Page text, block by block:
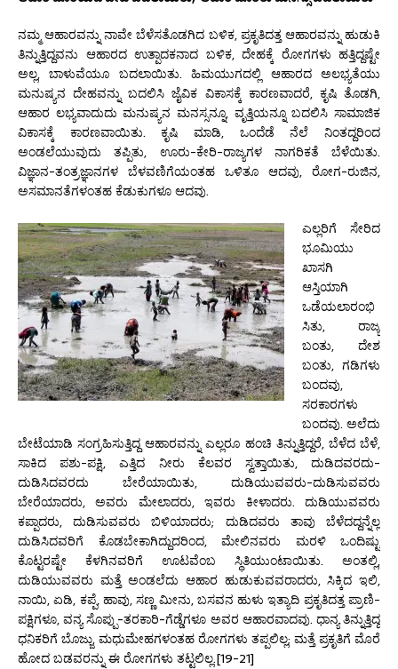
ನಮ್ಮ ಆಹಾರವನ್ನು ನಾವೇ ಬೆಳೆಸತೊಡಗಿದ ಬಳಿಕ, ಪ್ರಕೃತಿದತ್ತ ಆಹಾರವನ್ನು ಹುಡುಕಿ
ತಿನ್ನುತ್ತಿದ್ದವನು ಆಹಾರದ ಉತ್ಪಾದಕನಾದ ಬಳಿಕ, ದೇಹಕ್ಕೆ ರೋಗಗಳು ಹತ್ತಿದ್ದಷ್ಟೇ
ಅಲ್ಲ, ಬಾಳುವೆಯೂ ಬದಲಾಯಿತು. ಹಿಮಯುಗದಲ್ಲಿ ಆಹಾರದ ಅಲಭ್ಯತೆಯು
ಮನುಷ್ಯನ ದೇಹವನ್ನು ಬದಲಿಸಿ ಜೈವಿಕ ವಿಕಾಸಕ್ಕೆ ಕಾರಣವಾದರೆ, ಕೃಷಿ ತೊಡಗಿ,
ಆಹಾರ ಲಭ್ಯವಾದುದು ಮನುಷ್ಯನ ಮನಸ್ಸನ್ನೂ, ವೃತ್ತಿಯನ್ನೂ ಬದಲಿಸಿ ಸಾಮಾಜಿಕ
ವಿಕಾಸಕ್ಕೆ ಕಾರಣವಾಯಿತು. ಕೃಷಿ ಮಾಡಿ, ಒಂದೆಡೆ ನೆಲೆ ನಿಂತದ್ದರಿಂದ
ಅಂಡಲೆಯುವುದು ತಪ್ಪಿತು, ಊರು-ಕೇರಿ-ರಾಜ್ಯಗಳ ನಾಗರಿಕತೆ ಬೆಳೆಯಿತು.
ವಿಜ್ಞಾನ-ತಂತ್ರಜ್ಞಾನಗಳ ಬೆಳವಣಿಗೆಯಂತಹ ಒಳಿತೂ ಆದವು, ರೋಗ-ರುಜಿನ,
ಅಸಮಾನತೆಗಳಂತಹ ಕೆಡುಕುಗಳೂ ಆದವು.
ಎಲ್ಲರಿಗೆ ಸೇರಿದ
ಭೂಮಿಯು
ಖಾಸಗಿ
ಆಸ್ತಿಯಾಗಿ
ಒಡೆಯಲಾರಂಭಿ
ಸಿತು, ರಾಜ್ಯ
ಬಂತು, ದೇಶ
ಬಂತು, ಗಡಿಗಳು
ಬಂದವು,
ಸರಕಾರಗಳು
ಬಂದವು. ಅಲೆದು
ಬೇಟೆಯಾಡಿ ಸಂಗ್ರಹಿಸುತ್ತಿದ್ದ ಆಹಾರವನ್ನು ಎಲ್ಲರೂ ಹಂಚಿ ತಿನ್ನುತ್ತಿದ್ದರೆ, ಬೆಳೆದ ಬೆಳೆ,
ಸಾಕಿದ ಪಶು-ಪಕ್ಷಿ, ಎತ್ತಿದ ನೀರು ಕೆಲವರ ಸ್ವತ್ತಾಯಿತು, ದುಡಿದವರದು-
ದುಡಿಸಿದವರದು ಬೇರೆಯಾಯಿತು, ದುಡಿಯುವವರು-ದುಡಿಸುವವರು
ಬೇರೆಯಾದರು, ಅವರು ಮೇಲಾದರು, ಇವರು ಕೀಳಾದರು. ದುಡಿಯುವವರು
ಕಪ್ಪಾದರು, ದುಡಿಸುವವರು ಬಿಳಿಯಾದರು; ದುಡಿದವರು ತಾವು ಬೆಳೆದದ್ದನ್ನೆಲ್ಲ
ದುಡಿಸಿದವರಿಗೆ ಕೊಡಬೇಕಾಗಿದ್ದುದರಿಂದ, ಮೇಲಿನವರು ಮರಳಿ ಒಂದಿಷ್ಟು
ಕೊಟ್ಟರಷ್ಟೇ ಕೆಳಗಿನವರಿಗೆ ಊಟವೆಂಬ ಸ್ಥಿತಿಯುಂಟಾಯಿತು. ಅಂತಲ್ಲಿ,
ದುಡಿಯುವವರು ಮತ್ತೆ ಅಂಡಲೆದು ಆಹಾರ ಹುಡುಕುವವರಾದರು, ಸಿಕ್ಕಿದ ಇಲಿ,
ನಾಯಿ, ಏಡಿ, ಕಪ್ಪೆ, ಹಾವು, ಸಣ್ಣ ಮೀನು, ಬಸವನ ಹುಳು ಇತ್ಯಾದಿ ಪ್ರಕೃತಿದತ್ತ ಪ್ರಾಣಿ-
ಪಕ್ಷಿಗಳೂ, ವನ್ಯ ಸೊಪ್ಪು-ತರಕಾರಿ-ಗೆಡ್ಡೆಗಳೂ ಅವರ ಆಹಾರವಾದವು. ಧಾನ್ಯ ತಿನ್ನುತ್ತಿದ್ದ
ಧನಿಕರಿಗೆ ಬೊಜ್ಜು, ಮಧುಮೇಹಗಳಂತಹ ರೋಗಗಳು ತಪ್ಪಲಿಲ್ಲ; ಮತ್ತೆ ಪ್ರಕೃತಿಗೆ ಮೊರೆ
ಹೋದ ಬಡವರನ್ನು ಈ ರೋಗಗಳು ತಟ್ಟಲಿಲ್ಲ.[19-21]